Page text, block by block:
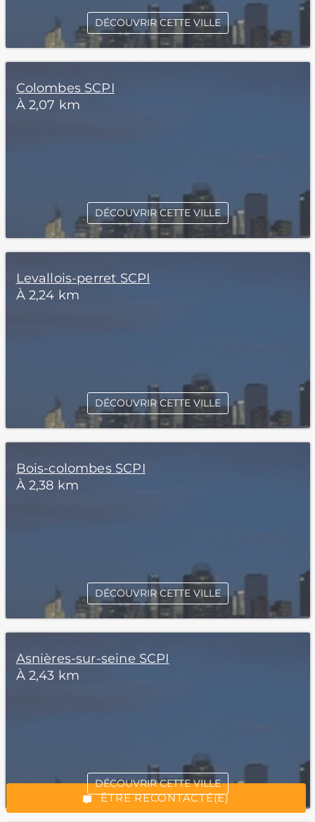
“Excellent”, 165 avis
ÊTRE RECONTACTÉ(E)
DÉCOUVRIR CETTE VILLE
Colombes SCPI
À 2,07 km
DÉCOUVRIR CETTE VILLE
Levallois-perret SCPI
À 2,24 km
DÉCOUVRIR CETTE VILLE
Bois-colombes SCPI
À 2,38 km
DÉCOUVRIR CETTE VILLE
Asnières-sur-seine SCPI
À 2,43 km
DÉCOUVRIR CETTE VILLE